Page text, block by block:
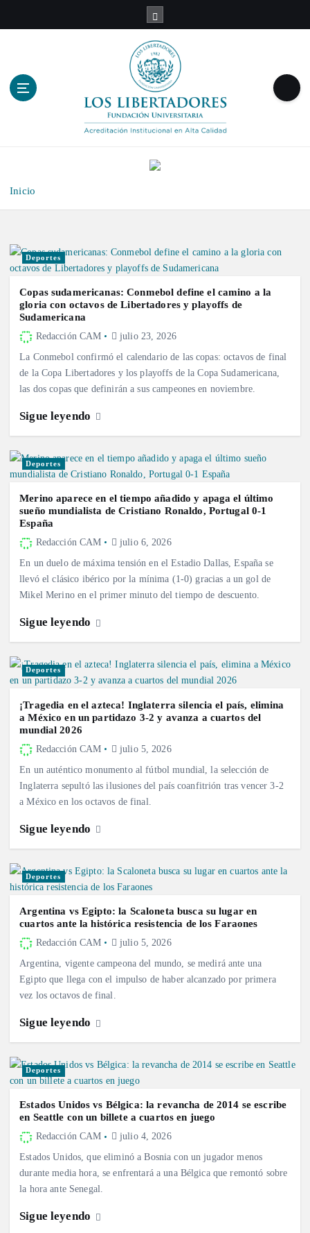
Inicio
Deportes
Copas sudamericanas: Conmebol define el camino a la
gloria con octavos de Libertadores y playoffs de
Sudamericana
Redacción CAM julio 23, 2026
La Conmebol confirmó el calendario de las copas: octavos de final
de la Copa Libertadores y los playoffs de la Copa Sudamericana,
las dos copas que definirán a sus campeones en noviembre.
Sigue leyendo
Deportes
Merino aparece en el tiempo añadido y apaga el último
sueño mundialista de Cristiano Ronaldo, Portugal 0-1
España
Redacción CAM julio 6, 2026
En un duelo de máxima tensión en el Estadio Dallas, España se
llevó el clásico ibérico por la mínima (1-0) gracias a un gol de
Mikel Merino en el primer minuto del tiempo de descuento.
Sigue leyendo
Deportes
¡Tragedia en el azteca! Inglaterra silencia el país, elimina
a México en un partidazo 3-2 y avanza a cuartos del
mundial 2026
Redacción CAM julio 5, 2026
En un auténtico monumento al fútbol mundial, la selección de
Inglaterra sepultó las ilusiones del país coanfitrión tras vencer 3-2
a México en los octavos de final.
Sigue leyendo
Deportes
Argentina vs Egipto: la Scaloneta busca su lugar en
cuartos ante la histórica resistencia de los Faraones
Redacción CAM julio 5, 2026
Argentina, vigente campeona del mundo, se medirá ante una
Egipto que llega con el impulso de haber alcanzado por primera
vez los octavos de final.
Sigue leyendo
Deportes
Estados Unidos vs Bélgica: la revancha de 2014 se escribe
en Seattle con un billete a cuartos en juego
Redacción CAM julio 4, 2026
Estados Unidos, que eliminó a Bosnia con un jugador menos
durante media hora, se enfrentará a una Bélgica que remontó sobre
la hora ante Senegal.
Sigue leyendo